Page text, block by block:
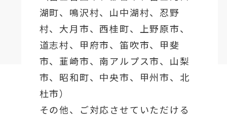
湖町、鳴沢村、山中湖村、忍野
村、 大月市、西桂町、上野原市、
道志村、 甲府市、笛吹市、甲斐
市、韮崎市、南アルプス市、山梨
市、昭和町、中央市、甲州市、北
杜市）
その他、ご対応させていただける